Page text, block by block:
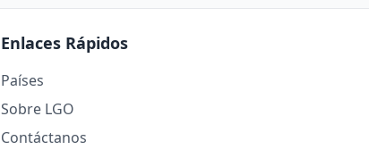
Enlaces Rápidos
Países
Sobre LGO
Contáctanos